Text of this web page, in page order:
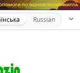
Russian